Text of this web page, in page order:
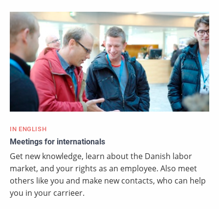
IN ENGLISH
Meetings for internationals
Get new knowledge, learn about the Danish labor
market, and your rights as an employee. Also meet
others like you and make new contacts, who can help
you in your carrieer.